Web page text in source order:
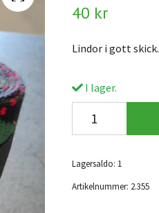
40 kr
Lindor i gott skick.
I lager.
Lagersaldo: 1
Artikelnummer: 2.355